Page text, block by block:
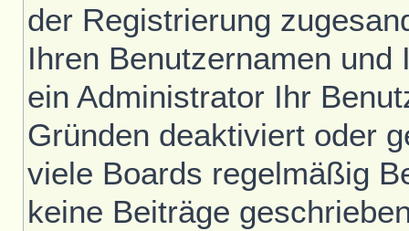
der Registrierung
Ihren Benutzernamen
ein Administrator Ihr
Gründen deaktiviert oder
viele Boards regelmäßig
keine Beiträge